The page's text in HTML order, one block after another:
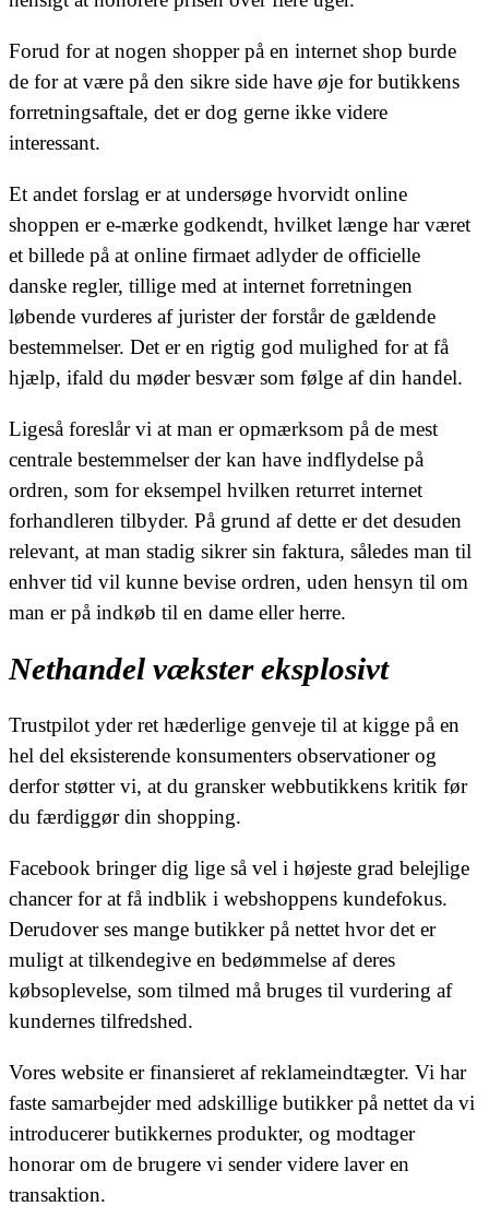
Forud for at nogen shopper på en internet shop burde
de for at være på den sikre side have øje for butikkens
forretningsaftale, det er dog gerne ikke videre
interessant.
Et andet forslag er at undersøge hvorvidt online
shoppen er e-mærke godkendt, hvilket længe har været
et billede på at online firmaet adlyder de officielle
danske regler, tillige med at internet forretningen
løbende vurderes af jurister der forstår de gældende
bestemmelser. Det er en rigtig god mulighed for at få
hjælp, ifald du møder besvær som følge af din handel.
Ligeså foreslår vi at man er opmærksom på de mest
centrale bestemmelser der kan have indflydelse på
ordren, som for eksempel hvilken returret internet
forhandleren tilbyder. På grund af dette er det desuden
relevant, at man stadig sikrer sin faktura, således man til
enhver tid vil kunne bevise ordren, uden hensyn til om
man er på indkøb til en dame eller herre.
Nethandel vækster eksplosivt
Trustpilot yder ret hæderlige genveje til at kigge på en
hel del eksisterende konsumenters observationer og
derfor støtter vi, at du gransker webbutikkens kritik før
du færdiggør din shopping.
Facebook bringer dig lige så vel i højeste grad belejlige
chancer for at få indblik i webshoppens kundefokus.
Derudover ses mange butikker på nettet hvor det er
muligt at tilkendegive en bedømmelse af deres
købsoplevelse, som tilmed må bruges til vurdering af
kundernes tilfredshed.
Vores website er finansieret af reklameindtægter. Vi har
faste samarbejder med adskillige butikker på nettet da vi
introducerer butikkernes produkter, og modtager
honorar om de brugere vi sender videre laver en
transaktion.